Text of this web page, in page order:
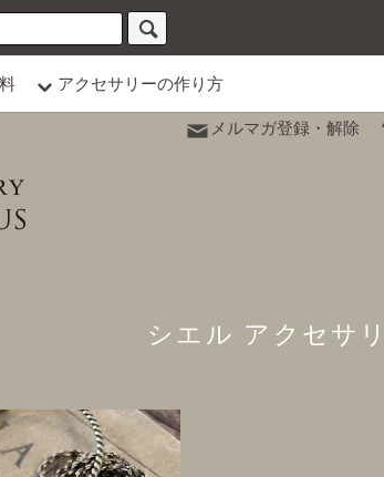
アクセサリーの作り方
メルマガ登録・解除
シエル アクセサ